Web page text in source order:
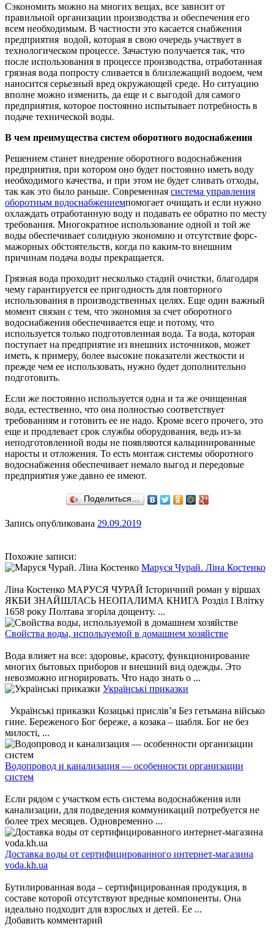
Сэкономить можно на многих вещах, все зависит от
правильной организации производства и обеспечения его
всем необходимым. В частности это касается снабжения
предприятия водой, которая в свою очередь участвует в
технологическом процессе. Зачастую получается так, что
после использования в процессе производства, отработанная
грязная вода попросту сливается в близлежащий водоем, чем
наносится серьезный вред окружающей среде. Но ситуацию
вполне можно изменить, да еще и с выгодой для самого
предприятия, которое постоянно испытывает потребность в
подаче технической воды.
В чем преимущества систем оборотного водоснабжения
Решением станет внедрение оборотного водоснабжения
предприятия, при котором оно будет постоянно иметь воду
необходимого качества, и при этом не будет сливать отходы,
так как это было раньше. Современная система управления
оборотным водоснабжениемпомогает очищать и если нужно
охлаждать отработанную воду и подавать ее обратно по месту
требования. Многократное использование одной и той же
воды обеспечивает солидную экономию и отсутствие форс-
мажорных обстоятельств, когда по каким-то внешним
причинам подача воды прекращается.
Грязная вода проходит несколько стадий очистки, благодаря
чему гарантируется ее пригодность для повторного
использования в производственных целях. Еще один важный
момент связан с тем, что экономия за счет оборотного
водоснабжения обеспечивается еще и потому, что
используется только подготовленная вода. Та вода, которая
поступает на предприятие из внешних источников, может
иметь, к примеру, более высокие показатели жесткости и
прежде чем ее использовать, нужно будет дополнительно
подготовить.
Если же постоянно используется одна и та же очищенная
вода, естественно, что она полностью соответствует
требованиям и готовить ее не надо. Кроме всего прочего, это
еще и продлевает срок службы оборудования, ведь из-за
неподготовленной воды не появляются кальцинированные
наросты и отложения. То есть монтаж системы оборотного
водоснабжения обеспечивает немало выгод и передовые
предприятия уже давно ее имеют.
Поделиться…
Запись опубликована 29.09.2019
Похожие записи:
Маруся Чурай. Ліна Костенко
Ліна Костенко МАРУСЯ ЧУРАЙ Історичний роман у віршах
ЯКБИ ЗНАЙШЛАСЬ НЕОПАЛИМА КНИГА Розділ І Влітку
1658 року Полтава згоріла дощенту. ...
Свойства воды, используемой в домашнем хозяйстве
Вода влияет на все: здоровье, красоту, функционирование
многих бытовых приборов и внешний вид одежды. Это
невозможно игнорировать. Что надо знать о ...
Українські приказки
Українські приказки Козацькі прислів’я Без гетьмана військо
гине. Береженого Бог береже, а козака – шабля. Бог не без
милості, ...
Водопровод и канализация — особенности организации
систем
Если рядом с участком есть система водоснабжения или
канализации, для подведения коммуникаций потребуется не
более трех месяцев. Одновременно ...
Доставка воды от сертифицированного интернет-магазина
voda.kh.ua
Бутилированная вода – сертифицированная продукция, в
составе которой отсутствуют вредные компоненты. Она
идеально подходит для взрослых и детей. Ее ...
Добавить комментарий